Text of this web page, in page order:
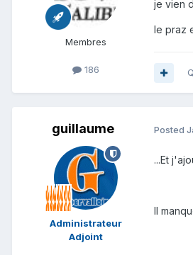
Membres
186
je vien
le praz
guillaume
Administrateur
Adjoint
Posted
...Et
Il